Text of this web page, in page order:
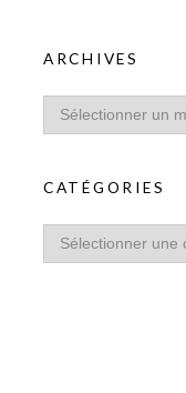
ARCHIVES
CATÉGORIES